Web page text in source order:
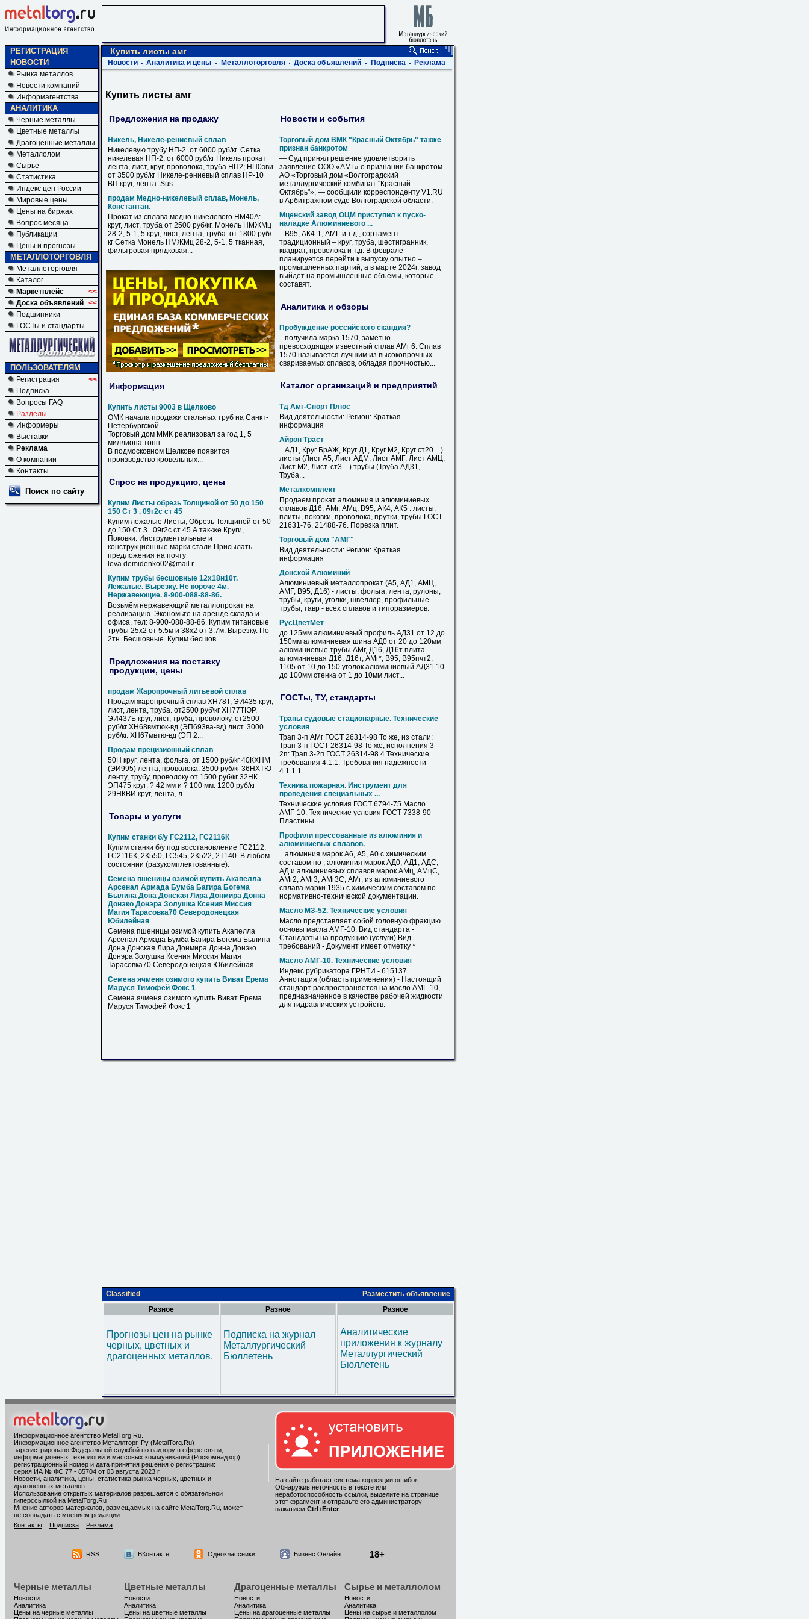
РЕГИСТРАЦИЯ
НОВОСТИ
Рынка металлов
Новости компаний
Информагентства
АНАЛИТИКА
Черные металлы
Цветные металлы
Драгоценные металлы
Металлолом
Сырье
Статистика
Индекс цен России
Мировые цены
Цены на биржах
Вопрос месяца
Публикации
Цены и прогнозы
МЕТАЛЛОТОРГОВЛЯ
Металлоторговля
Каталог
Маркетплейс
<<
Доска объявлений <<
Подшипники
ГОСТы и стандарты
ПОЛЬЗОВАТЕЛЯМ
Регистрация
<<
Подписка
Вопросы FAQ
Разделы
Информеры
Выставки
Реклама
О компании
Контакты
Поиск по сайту
Купить листы амг
Новости Аналитика и цены Металлоторговля Доска объявлений Подписка Реклама
Купить листы амг
Предложения на продажу
Никель, Никеле-рениевый сплав
Никелевую трубу НП-2. от 6000 руб/кг. Сетка
никелевая НП-2. от 6000 руб/кг Никель прокат
лента, лист, круг, проволока, труба НП2; НП0эви
от 3500 руб/кг Никеле-рениевый сплав НР-10
ВП круг, лента. Sus...
продам Медно-никелевый сплав, Монель,
Константан.
Прокат из сплава медно-никелевого НМ40А:
круг, лист, труба от 2500 руб/кг. Монель НМЖМц
28-2, 5-1, 5 круг, лист, лента, труба. от 1800 руб/
кг Сетка Монель НМЖМц 28-2, 5-1, 5 тканная,
фильтровая прядковая...
Информация
Купить листы 9003 в Щелково
ОМК начала продажи стальных труб на Санкт-
Петербургской ...
Торговый дом ММК реализовал за год 1, 5
миллиона тонн ...
В подмосковном Щелкове появится
производство кровельных...
Спрос на продукцию, цены
Купим Листы обрезь Толщиной от 50 до 150
150 Ст 3 . 09г2с ст 45
Купим лежалые Листы, Обрезь Толщиной от 50
до 150 Ст 3 . 09г2с ст 45 А так-же Круги,
Поковки. Инструментальные и
конструкционные марки стали Присылать
предложения на почту
leva.demidenko02@mail.r...
Купим трубы бесшовные 12х18н10т.
Лежалые. Вырезку. Не короче 4м.
Нержавеющие. 8-900-088-88-86.
Возьмём нержавеющий металлопрокат на
реализацию. Экономьте на аренде склада и
офиса. тел: 8-900-088-88-86. Купим титановые
трубы 25х2 от 5.5м и 38х2 от 3.7м. Вырезку. По
2тн. Бесшовные. Купим бесшов...
Предложения на поставку
продукции, цены
продам Жаропрочный литьевой сплав
Продам жаропрочный сплав ХН78Т, ЭИ435 круг,
лист, лента, труба. от2500 руб\кг ХН77ТЮР,
ЭИ437Б круг, лист, труба, проволоку. от2500
руб/кг ХН68вмтюк-вд (ЭП693ва-вд) лист. 3000
руб/кг. ХН67мвтю-вд (ЭП 2...
Продам прецизионный сплав
50Н круг, лента, фольга. от 1500 руб/кг 40КХНМ
(ЭИ995) лента, проволока. 3500 руб/кг 36НХТЮ
ленту, трубу, проволоку от 1500 руб/кг 32НК
ЭП475 круг: ? 42 мм и ? 100 мм. 1200 руб/кг
29НКВИ круг, лента, л...
Товары и услуги
Купим станки б/у ГС2112, ГС2116К
Купим станки б/у под восстановление ГС2112,
ГС2116К, 2К550, ГС545, 2К522, 2Т140. В любом
состоянии (разукомплектованные).
Семена пшеницы озимой купить Акапелла
Арсенал Армада Бумба Багира Богема
Былина Дона Донская Лира Донмира Донна
Донэко Донэра Золушка Ксения Миссия
Магия Тарасовка70 Северодонецкая
Юбилейная
Семена пшеницы озимой купить Акапелла
Арсенал Армада Бумба Багира Богема Былина
Дона Донская Лира Донмира Донна Донэко
Донэра Золушка Ксения Миссия Магия
Тарасовка70 Северодонецкая Юбилейная
Семена ячменя озимого купить Виват Ерема
Маруся Тимофей Фокс 1
Семена ячменя озимого купить Виват Ерема
Маруся Тимофей Фокс 1
Новости и события
Торговый дом ВМК "Красный Октябрь" также
признан банкротом
— Суд принял решение удовлетворить
заявление ООО «АМГ» о признании банкротом
АО «Торговый дом «Волгоградский
металлургический комбинат "Красный
Октябрь"», — сообщили корреспонденту V1.RU
в Арбитражном суде Волгоградской области.
Мценский завод ОЦМ приступил к пуско-
наладке Алюминиевого ...
...В95, АК4-1, АМГ и т.д., сортамент
традиционный – круг, труба, шестигранник,
квадрат, проволока и т.д. В феврале
планируется перейти к выпуску опытно –
промышленных партий, а в марте 2024г. завод
выйдет на промышленные объёмы, которые
составят.
Аналитика и обзоры
Пробуждение российского скандия?
...получила марка 1570, заметно
превосходящая известный сплав АМг 6. Сплав
1570 называется лучшим из высокопрочных
свариваемых сплавов, обладая прочностью...
Каталог организаций и предприятий
Тд Амг-Спорт Плюс
Вид деятельности: Регион: Краткая
информация
Айрон Траст
...АД1, Круг БрАЖ, Круг Д1, Круг М2, Круг ст20 ...)
листы (Лист А5, Лист АДМ, Лист АМГ, Лист АМЦ,
Лист М2, Лист. ст3 ...) трубы (Труба АД31,
Труба...
Металкомплект
Продаем прокат алюминия и алюминиевых
сплавов Д16, АМг, АМц, В95, АК4, АК5 : листы,
плиты, поковки, проволока, прутки, трубы ГОСТ
21631-76, 21488-76. Порезка плит.
Торговый дом "АМГ"
Вид деятельности: Регион: Краткая
информация
Донской Алюминий
Алюминиевый металлопрокат (А5, АД1, АМЦ,
АМГ, В95, Д16) - листы, фольга, лента, рулоны,
трубы, круги, уголки, швеллер, профильные
трубы, тавр - всех сплавов и типоразмеров.
РусЦветМет
до 125мм алюминиевый профиль АД31 от 12 до
150мм алюминиевая шина АД0 от 20 до 120мм
алюминиевые трубы АМг, Д16, Д16т плита
алюминиевая Д16, Д16т, АМг*, В95, В95пчт2,
1105 от 10 до 150 уголок алюминиевый АД31 10
до 100мм стенка от 1 до 10мм лист...
ГОСТы, ТУ, стандарты
Трапы судовые стационарные. Технические
условия
Трап 3-п АМг ГОСТ 26314-98 То же, из стали:
Трап 3-п ГОСТ 26314-98 То же, исполнения 3-
2п: Трап 3-2п ГОСТ 26314-98 4 Технические
требования 4.1.1. Требования надежности
4.1.1.1.
Техника пожарная. Инструмент для
проведения специальных ...
Технические условия ГОСТ 6794-75 Масло
АМГ-10. Технические условия ГОСТ 7338-90
Пластины...
Профили прессованные из алюминия и
алюминиевых сплавов.
...алюминия марок А6, А5, А0 с химическим
составом по , алюминия марок АД0, АД1, АДС,
АД и алюминиевых сплавов марок АМц, АМцС,
АМг2, АМг3, АМг3С, АМг; из алюминиевого
сплава марки 1935 с химическим составом по
нормативно-технической документации.
Масло МЗ-52. Технические условия
Масло представляет собой головную фракцию
основы масла АМГ-10. Вид стандарта -
Стандарты на продукцию (услуги) Вид
требований - Документ имеет отметку *
Масло АМГ-10. Технические условия
Индекс рубрикатора ГРНТИ - 615137.
Аннотация (область применения) - Настоящий
стандарт распространяется на масло АМГ-10,
предназначенное в качестве рабочей жидкости
для гидравлических устройств.
Classified
Разместить объявление
Разное
Прогнозы цен на рынке
черных, цветных и
драгоценных металлов.
Разное
Подписка на журнал
Металлургический
Бюллетень
Разное
Аналитические
приложения к журналу
Металлургический
Бюллетень
Информационное агентство MetalTorg.Ru
Информационное агентство Металлторг. Ру (MetalTorg.Ru)
зарегистрировано Федеральной службой по надзору в сфере связи,
информационных технологий и массовых коммуникаций (Роскомнадзор),
регистрационный номер и дата принятия решения о регистрации:
серия ИА № ФС 77 - 85704 от 03 августа 2023 г.
Новости, аналитика, цены, статистика рынка черных, цветных и
драгоценных металлов.
Использование открытых материалов разрешается с обязательной
гиперссылкой на MetalTorg.Ru
Мнение авторов материалов, размещаемых на сайте MetalTorg.Ru, может
не совпадать с мнением редакции.
Контакты
Подписка Реклама
На сайте работает система коррекции ошибок.
Обнаружив неточность в тексте или
неработоспособность ссылки, выделите на странице
этот фрагмент и отправьте его администратору
нажатием Ctrl +Enter.
RSS ВКонтакте Одноклассники Бизнес Онлайн 18+
Черные металлы
Новости
Аналитика
Цены на черные металлы
Цветные металлы
Новости
Аналитика
Цены на цветные металлы
Драгоценные металлы
Новости
Аналитика
Цены на драгоценные металлы
Сырье и металлолом
Новости
Аналитика
Цены на сырье и металлолом